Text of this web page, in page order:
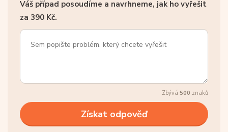
Váš případ posoudíme a navrhneme, jak ho vyřešit
za 390 Kč.
Zbývá 500 znaků